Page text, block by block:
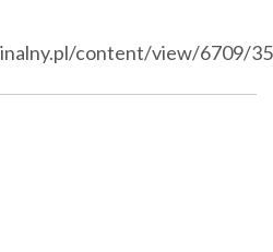
content/view/6709/